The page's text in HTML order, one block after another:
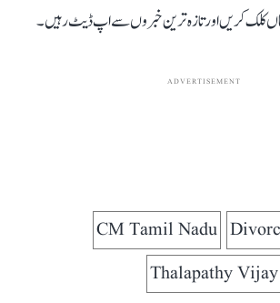
کلک کریں اور تازہ ترین خبروں سے اپ ڈیٹ رہیں۔
ADVERTISEMENT
CM Tamil Nadu
Thalapathy Vijay